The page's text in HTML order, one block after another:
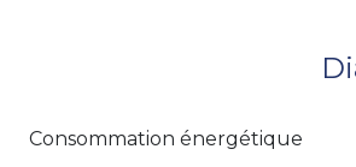
Les informations sur les risques
Consommation énergétique